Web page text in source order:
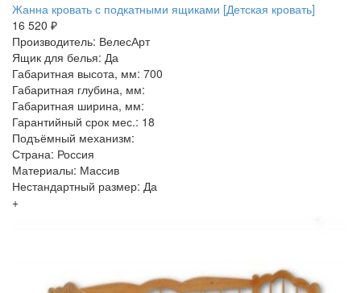
Жанна кровать с подкатными ящиками [Детская кровать]
16 520 ₽
Производитель: ВелесАрт
Ящик для белья: Да
Габаритная высота, мм: 700
Габаритная глубина, мм:
Габаритная ширина, мм:
Гарантийный срок мес.: 18
Подъёмный механизм:
Страна: Россия
Материалы: Массив
Нестандартный размер: Да
+